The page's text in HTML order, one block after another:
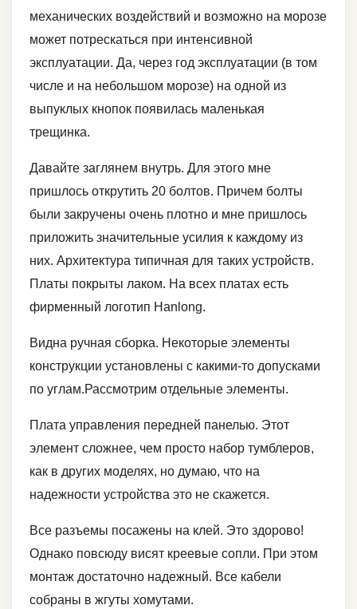
механических воздействий и возможно на морозе
может потрескаться при интенсивной
эксплуатации. Да, через год эксплуатации (в том
числе и на небольшом морозе) на одной из
выпуклых кнопок появилась маленькая
трещинка.
Давайте заглянем внутрь. Для этого мне
пришлось открутить 20 болтов. Причем болты
были закручены очень плотно и мне пришлось
приложить значительные усилия к каждому из
них. Архитектура типичная для таких устройств.
Платы покрыты лаком. На всех платах есть
фирменный логотип Hanlong.
Видна ручная сборка. Некоторые элементы
конструкции установлены с какими-то допусками
по углам.Рассмотрим отдельные элементы.
Плата управления передней панелью. Этот
элемент сложнее, чем просто набор тумблеров,
как в других моделях, но думаю, что на
надежности устройства это не скажется.
Все разъемы посажены на клей. Это здорово!
Однако повсюду висят креевые сопли. При этом
монтаж достаточно надежный. Все кабели
собраны в жгуты хомутами.